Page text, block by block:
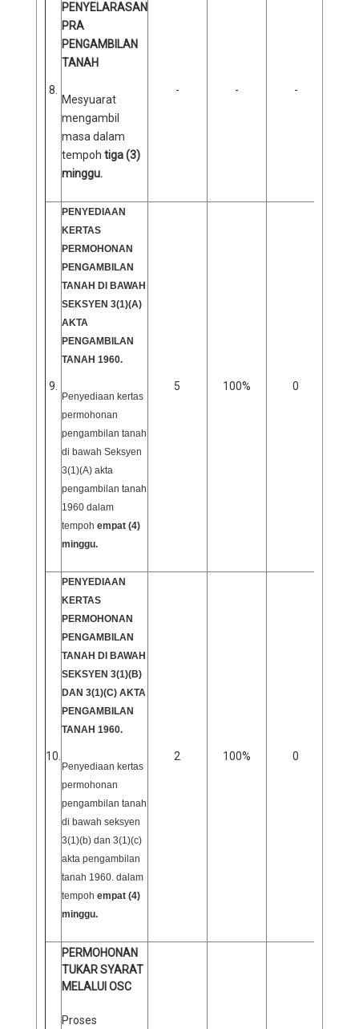
8.
PENYELARASAN
PRA
PENGAMBILAN
TANAH
Mesyuarat
mengambil
masa dalam
tempoh tiga (3)
minggu.
- - -
9.
PENYEDIAAN
KERTAS
PERMOHONAN
PENGAMBILAN
TANAH DI BAWAH
SEKSYEN 3(1)(A)
AKTA
PENGAMBILAN
TANAH 1960.
Penyediaan kertas
permohonan
pengambilan tanah
di bawah Seksyen
3(1)(A) akta
pengambilan tanah
1960 dalam
tempoh empat (4)
minggu.
5 100% 0
10.
PENYEDIAAN
KERTAS
PERMOHONAN
PENGAMBILAN
TANAH DI BAWAH
SEKSYEN 3(1)(B)
DAN 3(1)(C) AKTA
PENGAMBILAN
TANAH 1960.
Penyediaan kertas
permohonan
pengambilan tanah
di bawah seksyen
3(1)(b) dan 3(1)(c)
akta pengambilan
tanah 1960. dalam
tempoh empat (4)
minggu.
2 100% 0
PERMOHONAN
TUKAR SYARAT
MELALUI OSC
Proses